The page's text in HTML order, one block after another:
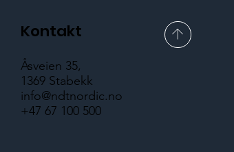
Kontakt
Åsveien 35,
1369 Stabekk
info@ndtnordic.no
+47 67 100 500